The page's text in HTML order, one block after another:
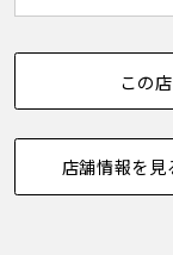
この
店舗情報を見